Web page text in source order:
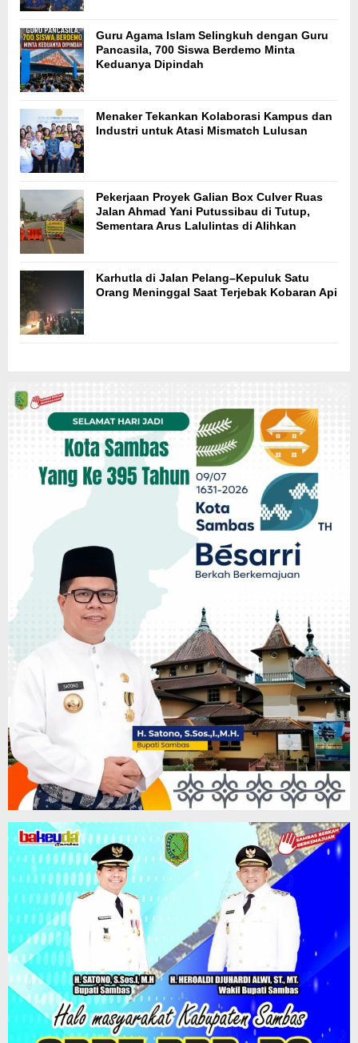
Guru Agama Islam Selingkuh dengan Guru
Pancasila, 700 Siswa Berdemo Minta
Keduanya Dipindah
Menaker Tekankan Kolaborasi Kampus dan
Industri untuk Atasi Mismatch Lulusan
Pekerjaan Proyek Galian Box Culver Ruas
Jalan Ahmad Yani Putussibau di Tutup,
Sementara Arus Lalulintas di Alihkan
Karhutla di Jalan Pelang–Kepuluk Satu
Orang Meninggal Saat Terjebak Kobaran Api